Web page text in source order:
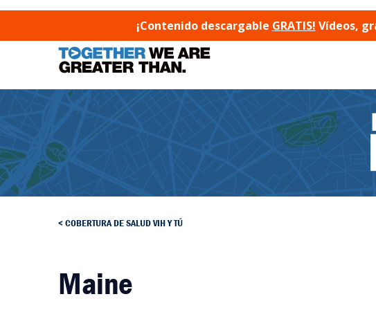
TO CONTENT
¡Contenido descargable GRATIS! Vídeos,
COBERTURA DE SALUD VIH Y TÚ
Maine